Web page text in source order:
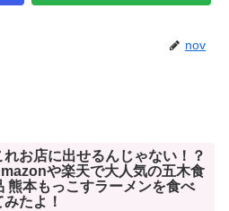
nov
れお店に出せるんじゃない！？
や楽天で大人気の五木食
熊本もっこすラーメンを食べ
みたよ！